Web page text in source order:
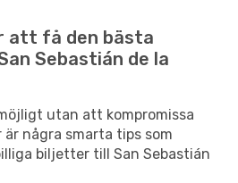
att få den bästa
Sebastián de la
utan att kompromissa
några smarta tips som
biljetter till San Sebastián